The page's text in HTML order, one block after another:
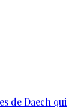
de Daech qui